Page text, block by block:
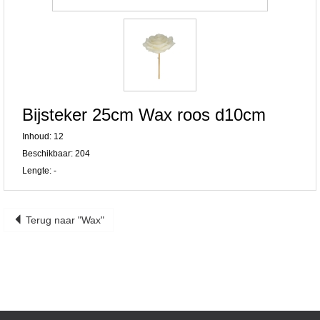
Bijsteker 25cm Wax roos d10cm
Inhoud: 12
Beschikbaar: 204
Lengte: -
Terug naar "Wax"